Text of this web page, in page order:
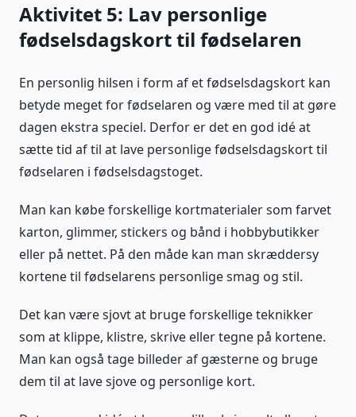
Aktivitet 5: Lav personlige
fødselsdagskort til fødselaren
En personlig hilsen i form af et fødselsdagskort kan
betyde meget for fødselaren og være med til at gøre
dagen ekstra speciel. Derfor er det en god idé at
sætte tid af til at lave personlige fødselsdagskort til
fødselaren i fødselsdagstoget.
Man kan købe forskellige kortmaterialer som farvet
karton, glimmer, stickers og bånd i hobbybutikker
eller på nettet. På den måde kan man skræddersy
kortene til fødselarens personlige smag og stil.
Det kan være sjovt at bruge forskellige teknikker
som at klippe, klistre, skrive eller tegne på kortene.
Man kan også tage billeder af gæsterne og bruge
dem til at lave sjove og personlige kort.